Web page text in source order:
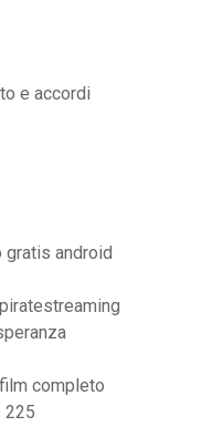
e accordi
gratis android
completo
225